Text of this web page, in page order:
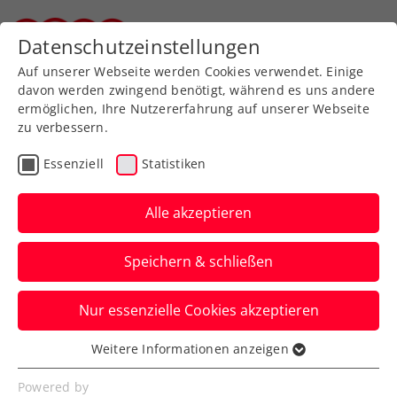
Zurück zur Newsübersicht
Turniere
LAYJET-OPEN: Novak
gewinnt Österreicher-
Duell gegen Kopp
Sonst ist beim ATP-125-Challenger in Bad
Waltersdorf aus rot-weiß-roter Sicht nur
noch Filip Misolic dabei.
Verfasst von: Presseaussendung / Redaktion, 19.09.2023
Datenschutzeinstellungen
Auf unserer Webseite werden Cookies verwendet. Einige
davon werden zwingend benötigt, während es uns andere
ermöglichen, Ihre Nutzererfahrung auf unserer Webseite
zu verbessern.
Essenziell Statistiken
Alle akzeptieren
Speichern & schließen
Nur essenzielle Cookies akzeptieren
Essenziell
Essenzielle Cookies werden für grundlegende
Weitere Informationen anzeigen
Powered by